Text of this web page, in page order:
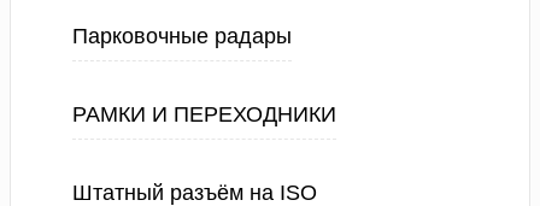
Парковочные радары
РАМКИ И ПЕРЕХОДНИКИ
Штатный разъём на ISO